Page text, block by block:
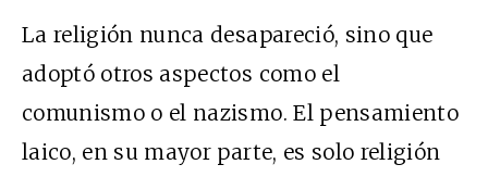
La religión nunca desapareció, sino que
adoptó otros aspectos como el
comunismo o el nazismo. El pensamiento
laico, en su mayor parte, es solo religión